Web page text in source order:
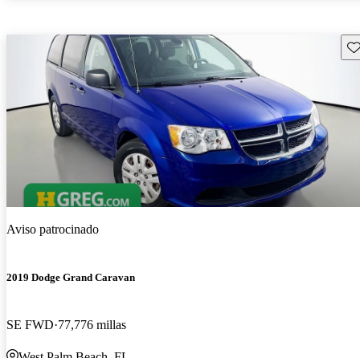
Aviso patrocinado
2019 Dodge Grand Caravan
SE FWD 77,776 millas